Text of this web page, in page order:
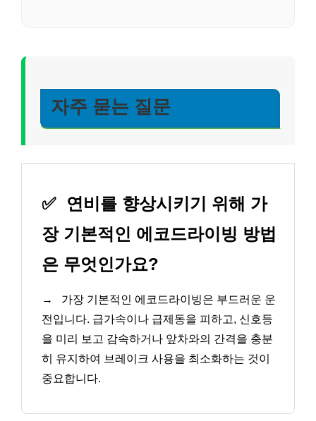
자주 묻는 질문
✅
연비를 향상시키기 위해 가
장 기본적인 에코드라이빙 방법
은 무엇인가요?
→
가장 기본적인 에코드라이빙은 부드러운 운
전입니다. 급가속이나 급제동을 피하고, 신호등
을 미리 보고 감속하거나 앞차와의 간격을 충분
히 유지하여 브레이크 사용을 최소화하는 것이
중요합니다.